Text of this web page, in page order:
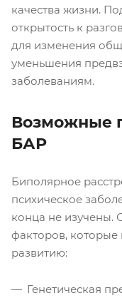
качества жизни.
открытость к
для изменения
уменьшения
заболеваниям.
Возможные
БАР
Биполярное
психическое
конца не изучены.
факторов, которые
развитию:
Генетическая